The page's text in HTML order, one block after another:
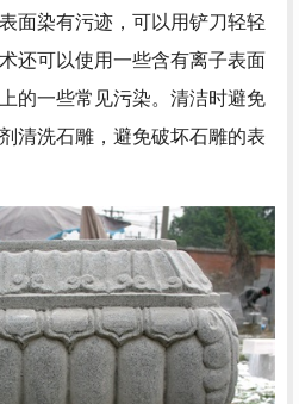
面染有污迹，可以用铲刀轻轻
还可以使用一些含有离子表面
的一些常见污染。清洁时避免
清洗石雕，避免破坏石雕的表